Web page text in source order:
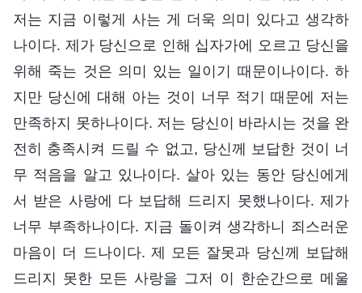
저는 지금 이렇게 사는 게 더욱 의미 있다고 생각하
나이다. 제가 당신으로 인해 십자가에 오르고 당신을
위해 죽는 것은 의미 있는 일이기 때문이나이다. 하
지만 당신에 대해 아는 것이 너무 적기 때문에 저는
만족하지 못하나이다. 저는 당신이 바라시는 것을 완
전히 충족시켜 드릴 수 없고, 당신께 보답한 것이 너
무 적음을 알고 있나이다. 살아 있는 동안 당신에게
서 받은 사랑에 다 보답해 드리지 못했나이다. 제가
너무 부족하나이다. 지금 돌이켜 생각하니 죄스러운
마음이 더 드나이다. 제 모든 잘못과 당신께 보답해
드리지 못한 모든 사랑을 그저 이 한순간으로 메울